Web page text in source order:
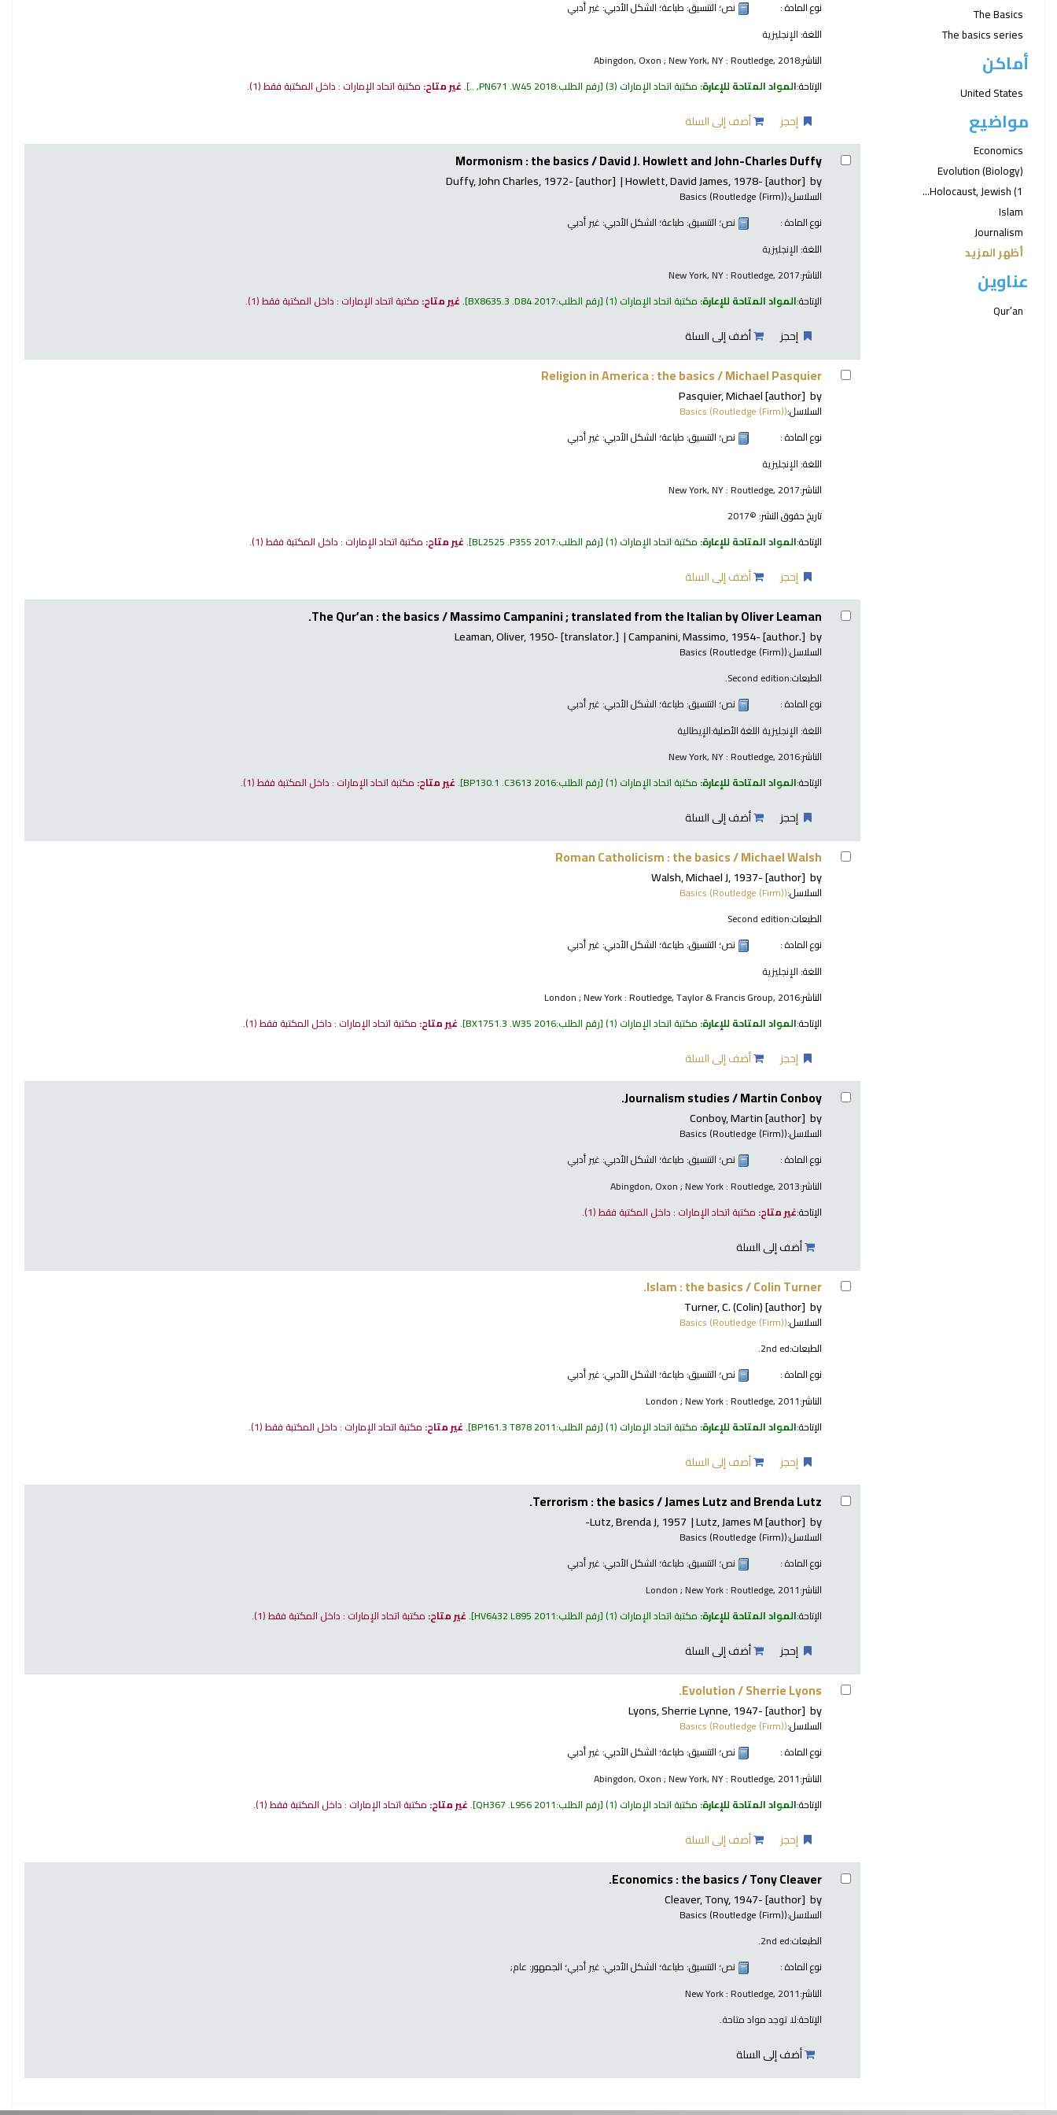
The Basics
The basics series
أماكن
United States
مواضيع
Economics
Evolution (Biology)
Holocaust, Jewish (1...
Islam
Journalism
أظهر المزيد
عناوين
Qurʼan
نوع المادة :
نص؛ التنسيق: طباعة؛ الشكل الأدبي: غير أدبي
اللغة: الإنجليزية
الناشر:Abingdon, Oxon ; New York, NY : Routledge, 2018
الإتاحة:المواد المتاحة للإعارة: مكتبة اتحاد الإمارات (3) رقم الطلب:PN671 .W45 2018, ..
.غير متاح: مكتبة اتحاد الإمارات : داخل المكتبة فقط(1).
إحجز أضف إلى السلة
Mormonism : the basics /David J. Howlett and John-Charles Duffy
by
Howlett, David James, 1978-[author]
Duffy, John Charles, 1972-[author]
السلاسل:Basics (Routledge (Firm))
نوع المادة :
نص؛ التنسيق: طباعة؛ الشكل الأدبي: غير أدبي
اللغة: الإنجليزية
الناشر:New York, NY : Routledge, 2017
الإتاحة:المواد المتاحة للإعارة: مكتبة اتحاد الإمارات (1) رقم الطلب:BX8635.3 .D84 2017
.غير متاح: مكتبة اتحاد الإمارات : داخل المكتبة فقط(1).
إحجز أضف إلى السلة
Religion in America : the basics /Michael Pasquier
by
Pasquier, Michael[author]
السلاسل:Basics (Routledge (Firm))
نوع المادة :
نص؛ التنسيق: طباعة؛ الشكل الأدبي: غير أدبي
اللغة: الإنجليزية
الناشر:New York, NY : Routledge, 2017
تاريخ حقوق النشر: ©2017
الإتاحة:المواد المتاحة للإعارة: مكتبة اتحاد الإمارات (1) رقم الطلب:BL2525 .P355 2017
.غير متاح: مكتبة اتحاد الإمارات : داخل المكتبة فقط(1).
إحجز أضف إلى السلة
The Qurʼan : the basics /Massimo Campanini ; translated from the Italian by Oliver Leaman.
by
Campanini, Massimo, 1954-[author.]
Leaman, Oliver, 1950-[translator.]
السلاسل:Basics (Routledge (Firm))
الطبعات:Second edition.
نوع المادة :
نص؛ التنسيق: طباعة؛ الشكل الأدبي: غير أدبي
اللغة: الإنجليزية اللغة الأصلية:الإيطالية
الناشر:New York, NY : Routledge, 2016
الإتاحة:المواد المتاحة للإعارة: مكتبة اتحاد الإمارات (1) رقم الطلب:BP130.1 .C3613 2016
.غير متاح: مكتبة اتحاد الإمارات : داخل المكتبة فقط(1).
إحجز أضف إلى السلة
Roman Catholicism : the basics /Michael Walsh
by
Walsh, Michael J, 1937-[author]
السلاسل:Basics (Routledge (Firm))
الطبعات:Second edition
نوع المادة :
نص؛ التنسيق: طباعة؛ الشكل الأدبي: غير أدبي
اللغة: الإنجليزية
الناشر:London ; New York : Routledge, Taylor & Francis Group, 2016
الإتاحة:المواد المتاحة للإعارة: مكتبة اتحاد الإمارات (1) رقم الطلب:BX1751.3 .W35 2016
.غير متاح: مكتبة اتحاد الإمارات : داخل المكتبة فقط(1).
إحجز أضف إلى السلة
Journalism studies /Martin Conboy.
by
Conboy, Martin[author]
السلاسل:Basics (Routledge (Firm))
نوع المادة :
نص؛ التنسيق: طباعة؛ الشكل الأدبي: غير أدبي
الناشر:Abingdon, Oxon ; New York : Routledge, 2013
الإتاحة:غير متاح: مكتبة اتحاد الإمارات : داخل المكتبة فقط(1).
أضف إلى السلة
Islam : the basics /Colin Turner.
by
Turner, C. (Colin)[author]
السلاسل:Basics (Routledge (Firm))
الطبعات:2nd ed.
نوع المادة :
نص؛ التنسيق: طباعة؛ الشكل الأدبي: غير أدبي
الناشر:London ; New York : Routledge, 2011
الإتاحة:المواد المتاحة للإعارة: مكتبة اتحاد الإمارات (1) رقم الطلب:BP161.3 T878 2011
.غير متاح: مكتبة اتحاد الإمارات : داخل المكتبة فقط(1).
إحجز أضف إلى السلة
Terrorism : the basics /James Lutz and Brenda Lutz.
by
Lutz, James M[author]
Lutz, Brenda J, 1957-
السلاسل:Basics (Routledge (Firm))
نوع المادة :
نص؛ التنسيق: طباعة؛ الشكل الأدبي: غير أدبي
الناشر:London ; New York : Routledge, 2011
الإتاحة:المواد المتاحة للإعارة: مكتبة اتحاد الإمارات (1) رقم الطلب:HV6432 L895 2011
.غير متاح: مكتبة اتحاد الإمارات : داخل المكتبة فقط(1).
إحجز أضف إلى السلة
Evolution /Sherrie Lyons.
by
Lyons, Sherrie Lynne, 1947-[author]
السلاسل:Basics (Routledge (Firm))
نوع المادة :
نص؛ التنسيق: طباعة؛ الشكل الأدبي: غير أدبي
الناشر:Abingdon, Oxon ; New York, NY : Routledge, 2011
الإتاحة:المواد المتاحة للإعارة: مكتبة اتحاد الإمارات (1) رقم الطلب:QH367 .L956 2011
.غير متاح: مكتبة اتحاد الإمارات : داخل المكتبة فقط(1).
إحجز أضف إلى السلة
Economics : the basics /Tony Cleaver.
by
Cleaver, Tony, 1947-[author]
السلاسل:Basics (Routledge (Firm))
الطبعات:2nd ed.
نوع المادة :
نص؛ التنسيق: طباعة؛ الشكل الأدبي: غير أدبي؛ الجمهور: عام;
الناشر:New York : Routledge, 2011
الإتاحة:لا توجد مواد متاحة.
أضف إلى السلة